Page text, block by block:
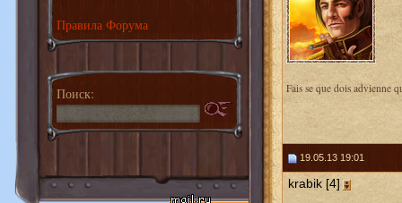
Правила Форума
Поиск: Fais se que dois advienne
19.05.13 19:01
krabik [4]